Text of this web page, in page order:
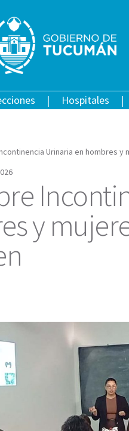
Hospitales
Urinaria en hombres y
y